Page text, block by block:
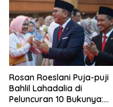
Rosan Roeslani Puja-puji
Bahlil Lahadalia di
Peluncuran 10 Bukunya: